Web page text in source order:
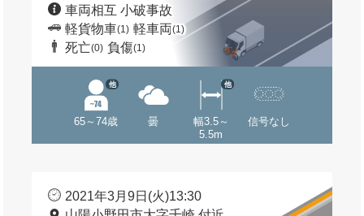
車両相互 小破事故
軽貨物車(1) 軽車両(1)
死亡(0) 負傷(1)
65～74歳
他
曇
幅3.5～
5.5m
他
信号なし
2021年3月9日(火)13:30